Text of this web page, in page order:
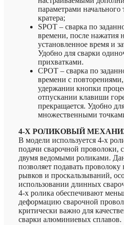
параметрами начального
кратера;
SPOT – сварка по
времени, после нажатия
установленное время и
Удобно для сварки
прихватками.
CPOT – сварка по
времени с
удержании кнопки
отпускании клавиши
прекращается. Удобно
множественными
4-Х РОЛИКОВЫЙ
В модели используется 4-х
подачи сварочной проволоки,
двумя ведомыми роликами.
позволяет подавать проволоку
рывков и проскальзываний,
использовании длинных
4-х ролика обеспечивают
деформацию сварочной
критически важно для
сварки алюминиевых сплавов.